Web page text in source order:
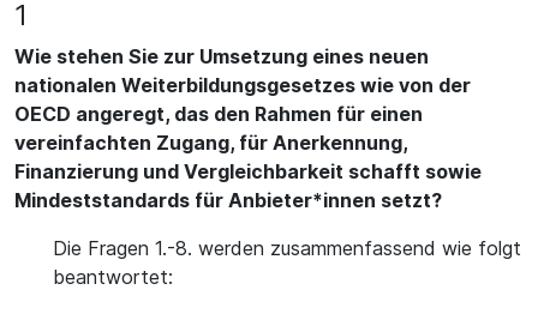
1
Wie stehen Sie zur Umsetzung eines neuen
nationalen Weiterbildungsgesetzes wie von der
OECD angeregt, das den Rahmen für einen
vereinfachten Zugang, für Anerkennung,
Finanzierung und Vergleichbarkeit schafft sowie
Mindeststandards für Anbieter*innen setzt?
Die Fragen 1.-8. werden zusammenfassend wie folgt
beantwortet: